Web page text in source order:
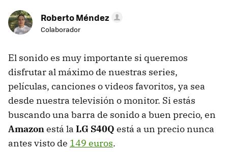
Roberto Méndez
Colaborador
El sonido es muy importante si queremos
disfrutar al máximo de nuestras series,
películas, canciones o videos favoritos, ya sea
desde nuestra televisión o monitor. Si estás
buscando una barra de sonido a buen precio, en
Amazonestá la LG S40Q está a un precio nunca
antes visto de 149 euros.